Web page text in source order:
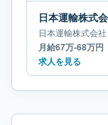
日本運輸株式会社
月給67万-68万円
求人を見る